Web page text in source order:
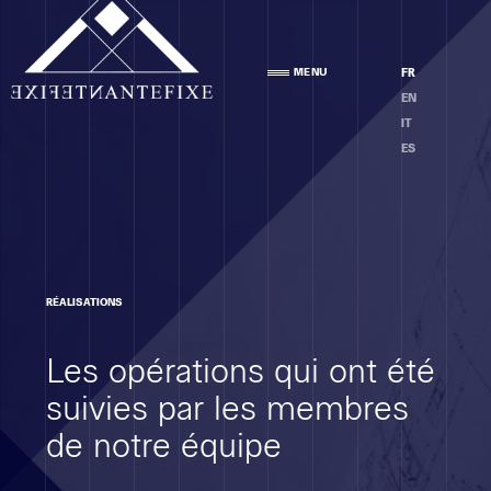
MENU
Agence
PRÉSENTATION
PROJET
EXÉCUTION
MOE
FR
EN
IT
ES
RÉALISATIONS
Les opérations qui ont été
suivies par les membres
de notre équipe